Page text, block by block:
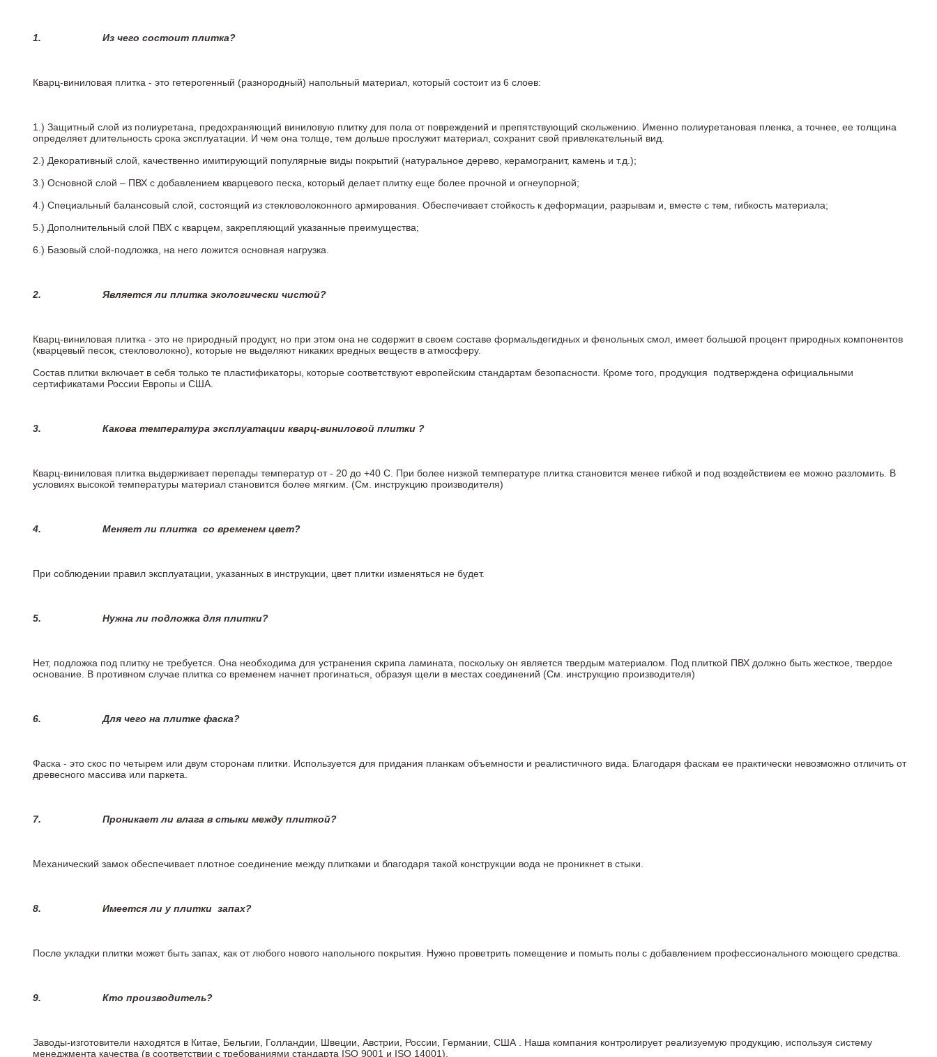
1. Из чего состоит плитка?
Кварц-виниловая плитка - это гетерогенный (разнородный) напольный материал, который состоит из 6 слоев:
1.) Защитный слой из полиуретана, предохраняющий виниловую плитку для пола от повреждений и препятствующий скольжению. Именно полиуретановая пленка, а точнее, ее толщина
определяет длительность срока эксплуатации. И чем она толще, тем дольше прослужит материал, сохранит свой привлекательный вид.
2.) Декоративный слой, качественно имитирующий популярные виды покрытий (натуральное дерево, керамогранит, камень и т.д.);
3.) Основной слой – ПВХ с добавлением кварцевого песка, который делает плитку еще более прочной и огнеупорной;
4.) Специальный балансовый слой, состоящий из стекловолоконного армирования. Обеспечивает стойкость к деформации, разрывам и, вместе с тем, гибкость материала;
5.) Дополнительный слой ПВХ с кварцем, закрепляющий указанные преимущества;
6.) Базовый слой-подложка, на него ложится основная нагрузка.
2. Является ли плитка экологически чистой?
Кварц-виниловая плитка - это не природный продукт, но при этом она не содержит в своем составе формальдегидных и фенольных смол, имеет большой процент природных компонентов
(кварцевый песок, стекловолокно), которые не выделяют никаких вредных веществ в атмосферу.
Состав плитки включает в себя только те пластификаторы, которые соответствуют европейским стандартам безопасности. Кроме того, продукция подтверждена официальными
сертификатами России Европы и США.
3. Какова температура эксплуатации кварц-виниловой плитки ?
Кварц-виниловая плитка выдерживает перепады температур от - 20 до +40 С. При более низкой температуре плитка становится менее гибкой и под воздействием ее можно разломить. В
условиях высокой температуры материал становится более мягким. (См. инструкцию производителя)
4. Меняет ли плитка со временем цвет?
При соблюдении правил эксплуатации, указанных в инструкции, цвет плитки изменяться не будет.
5. Нужна ли подложка для плитки?
Нет, подложка под плитку не требуется. Она необходима для устранения скрипа ламината, поскольку он является твердым материалом. Под плиткой ПВХ должно быть жесткое, твердое
основание. В противном случае плитка со временем начнет прогинаться, образуя щели в местах соединений (См. инструкцию производителя)
6.Для чего на плитке фаска?
Фаска - это скос по четырем или двум сторонам плитки. Используется для придания планкам объемности и реалистичного вида. Благодаря фаскам ее практически невозможно отличить от
древесного массива или паркета.
7. Проникает ли влага в стыки между плиткой?
Механический замок обеспечивает плотное соединение между плитками и благодаря такой конструкции вода не проникнет в стыки.
8. Имеется ли у плитки запах?
После укладки плитки может быть запах, как от любого нового напольного покрытия. Нужно проветрить помещение и помыть полы с добавлением профессионального моющего средства.
9. Кто производитель?
Заводы-изготовители находятся в Китае, Бельгии, Голландии, Швеции, Австрии, России, Германии, США . Наша компания контролирует реализуемую продукцию, используя систему
менеджмента качества (в соответствии с требованиями стандарта ISO 9001 и ISO 14001).